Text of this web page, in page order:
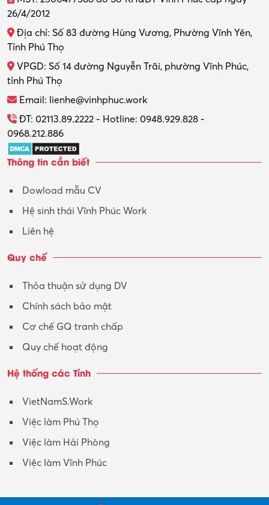
26/4/2012
Địa chỉ: Số 83 đường Hùng Vương, Phường Vĩnh Yên,
Tỉnh Phú Thọ
VPGD: Số 14 đường Nguyễn Trãi, phường Vĩnh Phúc,
tỉnh Phú Thọ
Email: lienhe@vinhphuc.work
ĐT: 02113.89.2222 - Hotline: 0948.929.828 -
0968.212.886
Thông tin cần biết
Dowload mẫu CV
Hệ sinh thái Vĩnh Phúc Work
Liên hệ
Quy chế
Thỏa thuận sử dụng DV
Chính sách bảo mật
Cơ chế GQ tranh chấp
Quy chế hoạt động
Hệ thống các Tỉnh
VietNamS.Work
Việc làm Phú Thọ
Việc làm Hải Phòng
Việc làm Vĩnh Phúc